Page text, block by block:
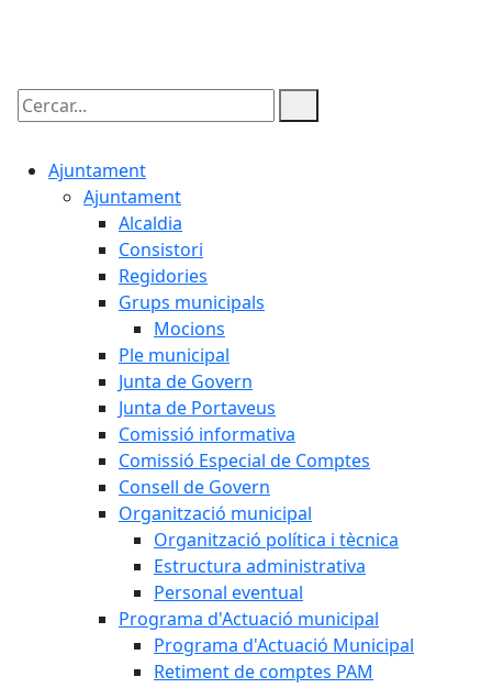
Cercar:
Ajuntament
Ajuntament
Alcaldia
Consistori
Regidories
Grups municipals
Mocions
Ple municipal
Junta de Govern
Junta de Portaveus
Comissió informativa
Comissió Especial de Comptes
Consell de Govern
Organització municipal
Organització política i tècnica
Estructura administrativa
Personal eventual
Programa d'Actuació municipal
Programa d'Actuació Municipal
Retiment de comptes PAM